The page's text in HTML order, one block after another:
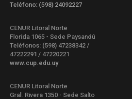
Teléfono: (598) 24092227
CENUR Litoral Norte
Florida 1065 - Sede Paysandú
Teléfonos: (598) 47238342 /
47222291 / 47220221
www.cup.edu.uy
CENUR Litoral Norte
Gral. Rivera 1350 - Sede Salto